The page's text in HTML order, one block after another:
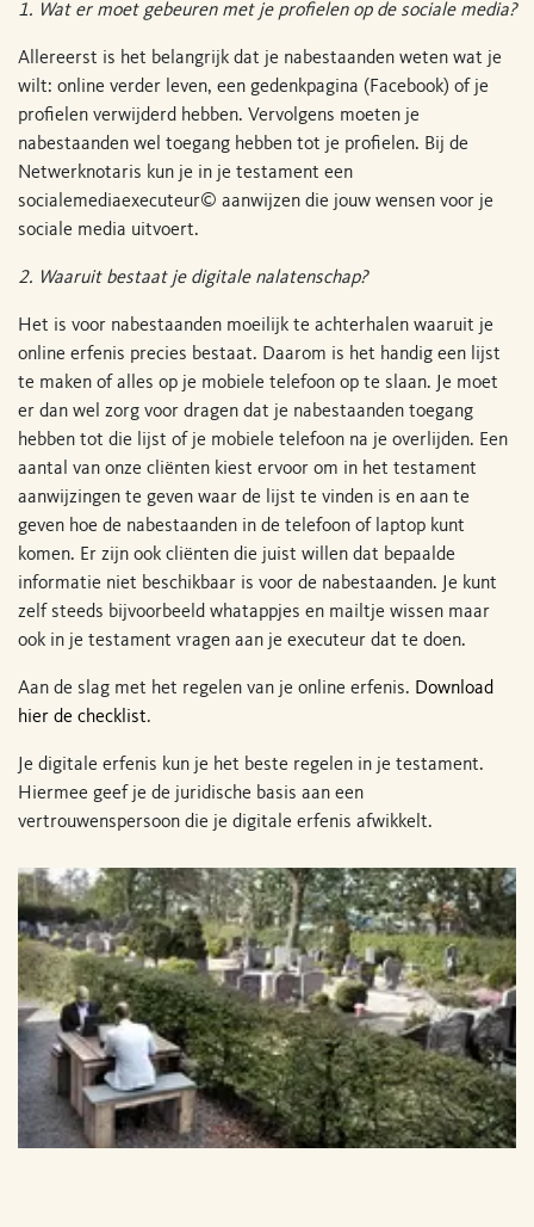
1. Wat er moet gebeuren met je profielen op de sociale media?
Allereerst is het belangrijk dat je nabestaanden weten wat je
wilt: online verder leven, een gedenkpagina (Facebook) of je
profielen verwijderd hebben. Vervolgens moeten je
nabestaanden wel toegang hebben tot je profielen. Bij de
Netwerknotaris kun je in je testament een
socialemediaexecuteur© aanwijzen die jouw wensen voor je
sociale media uitvoert.
2. Waaruit bestaat je digitale nalatenschap?
Het is voor nabestaanden moeilijk te achterhalen waaruit je
online erfenis precies bestaat. Daarom is het handig een lijst
te maken of alles op je mobiele telefoon op te slaan. Je moet
er dan wel zorg voor dragen dat je nabestaanden toegang
hebben tot die lijst of je mobiele telefoon na je overlijden. Een
aantal van onze cliënten kiest ervoor om in het testament
aanwijzingen te geven waar de lijst te vinden is en aan te
geven hoe de nabestaanden in de telefoon of laptop kunt
komen. Er zijn ook cliënten die juist willen dat bepaalde
informatie niet beschikbaar is voor de nabestaanden. Je kunt
zelf steeds bijvoorbeeld whatappjes en mailtje wissen maar
ook in je testament vragen aan je executeur dat te doen.
Aan de slag met het regelen van je online erfenis. Download
hier de checklist.
Je digitale erfenis kun je het beste regelen in je testament.
Hiermee geef je de juridische basis aan een
vertrouwenspersoon die je digitale erfenis afwikkelt.